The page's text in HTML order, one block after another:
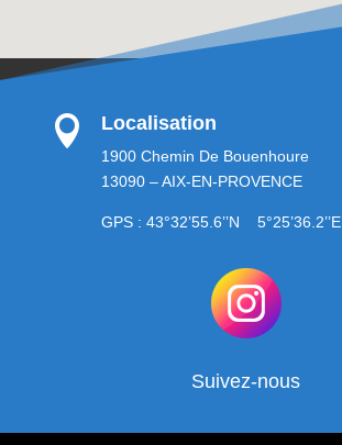
 Localisation
1900 Chemin De Bouenhoure
13090 – AIX-EN-PROVENCE
GPS : 43°32’55.6’’N 5°25’36.2’’E
Suivez-nous